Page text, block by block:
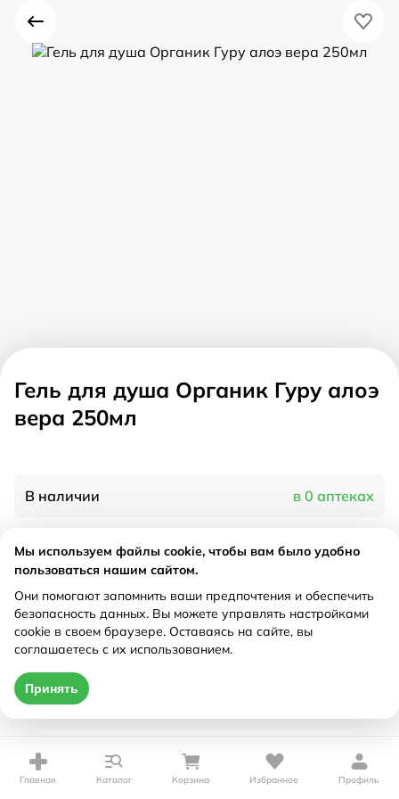
Гель для душа Органик Гуру алоэ
вера 250мл
В наличии в 0 аптеках
Характеристики
Рецепт Не требуется
Цена действительна только при оформлении онлайн
Главная Каталог Корзина Избранное Профиль
Мы используем файлы cookie, чтобы вам было удобно
пользоваться нашим сайтом.
Они помогают запомнить ваши предпочтения и обеспечить
безопасность данных. Вы можете управлять настройками
cookie в своем браузере. Оставаясь на сайте, вы
соглашаетесь с их использованием.
Принять